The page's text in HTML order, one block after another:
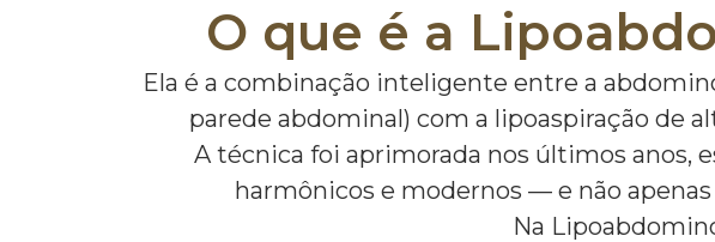
O que é a
Ela é a combinação inteligente entre a
parede abdominal) com a lipoaspiração de
A técnica foi aprimorada nos últimos anos,
harmônicos e modernos — e não
Na